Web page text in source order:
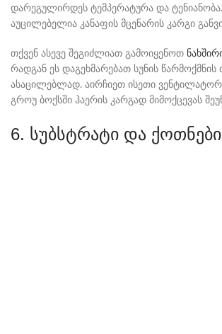
დარეგულირდეს ტემპერატურა და
აუცილებელია კანაფის მცენარის კარგი
თქვენ ასევე შეგიძლიათ გამოიყენოთ
რადგან ეს დაგეხმარებათ სუნის წარმოქმნის
ასაცილებლად. აირჩიეთ ისეთი
გროუ ბოქსში ჰაერის კარგად მიმოქცევას
6. სუბსტრატი და ქოთნები